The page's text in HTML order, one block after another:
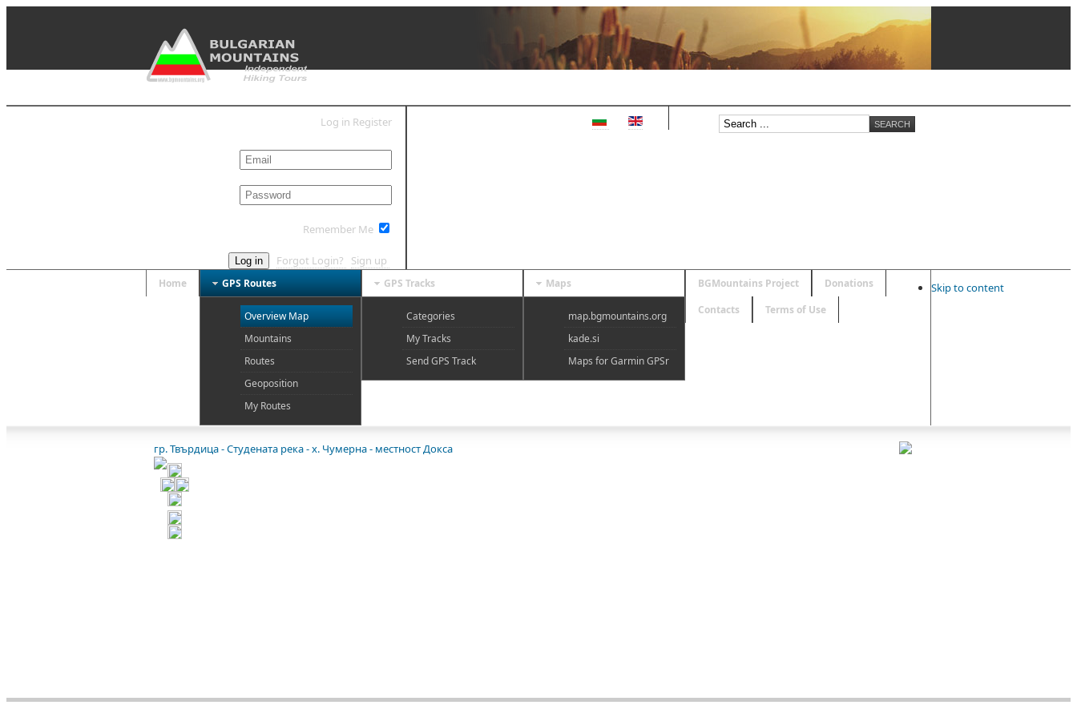
Log in Register
Remember Me
Log in Forgot Login? Sign up
Home GPS Routes
Overview Map
Mountains
Routes
Geoposition
My Routes
GPS Tracks
Categories
My Tracks
Send GPS Track
Maps
map.bgmountains.org
kade.si
Maps for Garmin GPSr
BGMountains Project
Donations
Contacts
Terms of Use
Skip to content
гр. Твърдица - Студената река - х. Чумерна - местност Докса